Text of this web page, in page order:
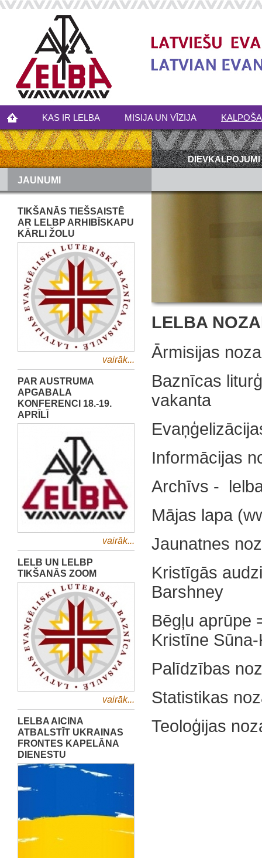
KAS IR LELBA MISIJA UN VĪZIJA
DIEVKALPOJUMI
JAUNUMI
TIKŠANĀS TIEŠSAISTĒ
AR LELBP ARHIBĪSKAPU
KĀRLI ŽOLU
vairāk...
PAR AUSTRUMA
APGABALA
KONFERENCI 18.-19.
APRĪLĪ
vairāk...
LELB UN LELBP
TIKŠANĀS ZOOM
vairāk...
LELBA AICINA
ATBALSTĪT UKRAINAS
FRONTES KAPELĀNA
DIENESTU
LELBA
Ārmisijas
Baznīcas
vakanta
Informācijas
Archīvs -
Mājas lapa
Jaunatnes
Kristīgās
Barshney
Bēgļu aprūpe
Kristīne
Palīdzības
Statistikas
Teoloģijas